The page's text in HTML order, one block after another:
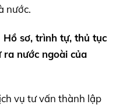
nước.
Hồ sơ, trình tự, thủ tục
nước ngoài của
vụ tư vấn thành lập